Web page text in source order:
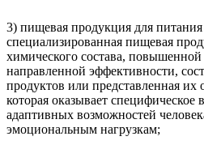
3) пищевая продукция для
специализированная пищевая
химического состава,
направленной эффективности,
продуктов или представленная
которая оказывает
адаптивных возможностей
эмоциональным нагрузкам;